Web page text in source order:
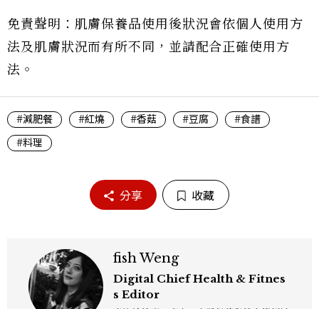
免責聲明：肌膚保養品使用後狀況會依個人使用方
法及肌膚狀況而有所不同，並請配合正確使用方
法。
#減肥餐 #紅燒 #香菇 #豆腐
#食譜
#料理
分享 收藏
fish Weng
Digital Chief Health & Fitnes
s Editor